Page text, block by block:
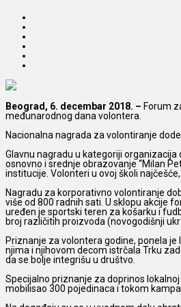
Beograd, 6. decembar 2018. – Forum
međunarodnog dana volontera.
Nacionalna nagrada za volontiranje
Glavnu nagradu u kategoriji
osnovno i srednje obrazovanje “Milan
institucije. Volonteri u ovoj školi
Nagradu za korporativno volontiranje
više od 800 radnih sati. U sklopu akcije
uređen je sportski teren za košarku i
broj različitih proizvoda (novogodišnji
Priznanje za volontera godine, ponela
njima i njihovom decom istrčala Trku
da se bolje integrišu u društvo.
Specijalno priznanje za doprinos
mobilisao 300 pojedinaca i tokom